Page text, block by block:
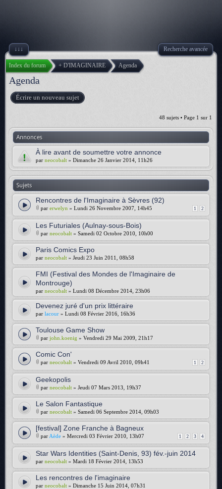
↓↓↓ Recherche avancée
Index du forum + D'IMAGINAIRE Agenda
Agenda
Écrire un nouveau sujet
48 sujets • Page 1 sur 1
Annonces
À lire avant de soumettre votre annonce
par neocobalt » Dimanche 26 Janvier 2014, 11h26
Sujets
Rencontres de l'Imaginaire à Sèvres (92)
1 2
par erwelyn » Lundi 26 Novembre 2007, 14h45
Les Futuriales (Aulnay-sous-Bois)
par neocobalt » Samedi 02 Octobre 2010, 10h00
Paris Comics Expo
par neocobalt » Jeudi 23 Juin 2011, 08h58
FMI (Festival des Mondes de l'Imaginaire de
Montrouge)
par neocobalt » Lundi 08 Décembre 2014, 23h06
Devenez juré d'un prix littéraire
par lacour » Lundi 08 Février 2016, 16h36
Toulouse Game Show
par john.koenig » Vendredi 29 Mai 2009, 21h17
Comic Con'
1 2
par neocobalt » Vendredi 09 Avril 2010, 09h41
Geekopolis
par neocobalt » Jeudi 07 Mars 2013, 19h37
Le Salon Fantastique
par neocobalt » Samedi 06 Septembre 2014, 09h03
[festival] Zone Franche à Bagneux
1 2 3 4
par Aède » Mercredi 03 Février 2010, 13h07
Star Wars Identities (Saint-Denis, 93) fév.-juin 2014
par neocobalt » Mardi 18 Février 2014, 13h53
Les rencontres de l'imaginaire
par neocobalt » Dimanche 15 Juin 2014, 07h31